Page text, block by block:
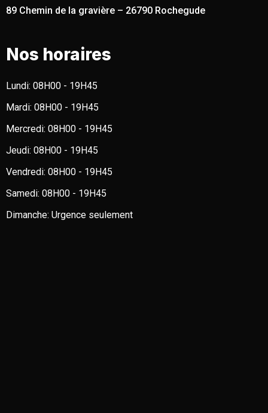
89 Chemin de la gravière – 26790 Rochegude
Nos horaires
Lundi: 08H00 - 19H45
Mardi: 08H00 - 19H45
Mercredi: 08H00 - 19H45
Jeudi: 08H00 - 19H45
Vendredi: 08H00 - 19H45
Samedi: 08H00 - 19H45
Dimanche: Urgence seulement